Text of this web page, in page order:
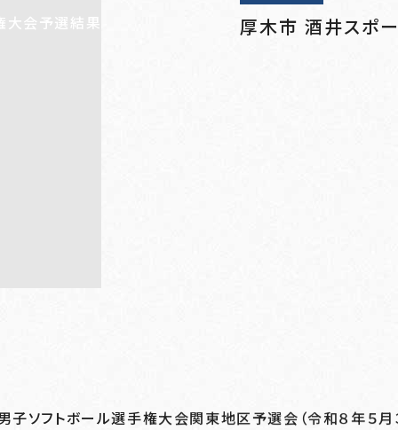
厚木市 酒井スポ
子ソフトボール選手権大会関東地区予選会（令和８年５月